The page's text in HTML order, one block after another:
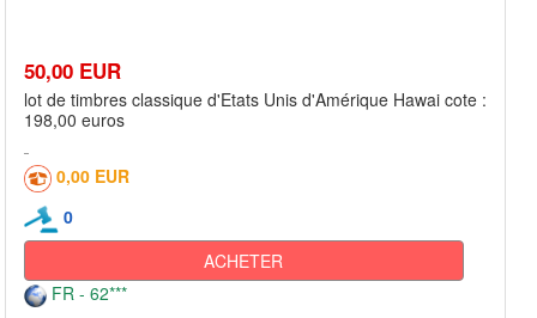
50,00 EUR
lot de timbres classique d'Etats Unis d'Amérique Hawai cote :
198,00 euros
0,00 EUR
0
ACHETER
FR - 62***